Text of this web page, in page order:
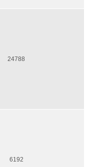
24788
6192